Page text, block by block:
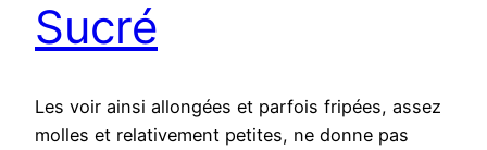
Sucré
Les voir ainsi allongées et parfois fripées, assez
molles et relativement petites, ne donne pas